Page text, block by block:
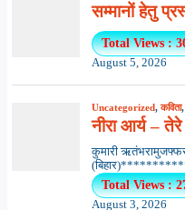
सम्मानों हेतु
Total Views :
August 5, 2026
Uncategorized,कविता
नीरा आर्य –
कुमारी
Total Views :
August 3, 2026